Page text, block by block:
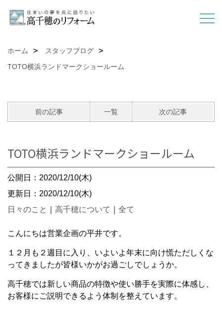
ホーム
スタッフブログ
TOTO横浜ランドマークショールーム
前の記事 一覧 次の記事
TOTO横浜ランドマークショールーム
公開日：2020/12/10(木)
更新日：2020/12/10(木)
日々のこと
高千穂について 全て
こんにちは営業企画の平井です。
１２月も２週目に入り、いよいよ年末に向け慌ただしくな
ってきましたが皆様いかがお過ごしでしょうか。
高千穂では新しい商品の特徴や使い勝手を実際に体感し、
お客様にご説明できるよう体制を整えています。